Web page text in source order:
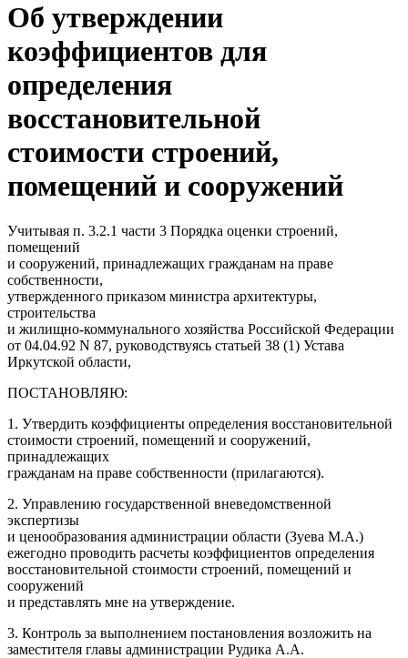
Об утверждении
коэффициентов для
определения
восстановительной
стоимости строений,
помещений и сооружений
Учитывая п. 3.2.1 части 3 Порядка оценки строений,
помещений
и сооружений, принадлежащих гражданам на праве
собственности,
утвержденного приказом министра архитектуры,
строительства
и жилищно-коммунального хозяйства Российской Федерации
от 04.04.92 N 87, руководствуясь статьей 38 (1) Устава
Иркутской области,
ПОСТАНОВЛЯЮ:
1. Утвердить коэффициенты определения восстановительной
стоимости строений, помещений и сооружений,
принадлежащих
гражданам на праве собственности (прилагаются).
2. Управлению государственной вневедомственной
экспертизы
и ценообразования администрации области (Зуева М.А.)
ежегодно проводить расчеты коэффициентов определения
восстановительной стоимости строений, помещений и
сооружений
и представлять мне на утверждение.
3. Контроль за выполнением постановления возложить на
заместителя главы администрации Рудика А.А.